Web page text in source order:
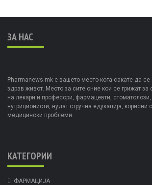
ЗА НАС
Pharmanews.mk е вашето место кога сакате да
здрав живот. Место за сите оние кои се грижат за
на лекари и професори, фармацевти, стоматолози,
нутриционисти, нудат стручна едукација, корисни
медицински проблеми.
КАТЕГОРИИ
ФАРМАЦИЈА